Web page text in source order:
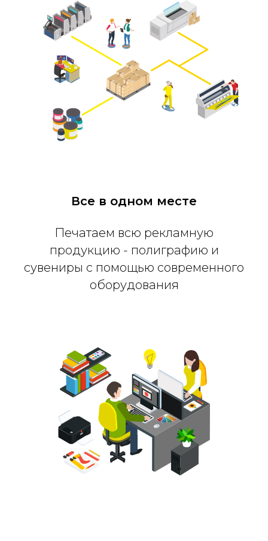
Все в одном месте
Печатаем всю рекламную
продукцию - полиграфию и
сувениры с помощью современного
оборудования